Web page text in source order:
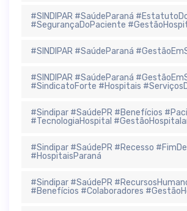
#SINDIPAR #SaúdeParaná
#SegurançaDoPaciente
#SINDIPAR #SaúdeParaná
#SINDIPAR #SaúdeParaná
#SindicatoForte #Hospitais
#Sindipar #SaúdePR #Benefícios
#TecnologiaHospital
#Sindipar #SaúdePR #Recesso
#HospitaisParaná
#Sindipar #SaúdePR
#Benefícios #Colaboradores